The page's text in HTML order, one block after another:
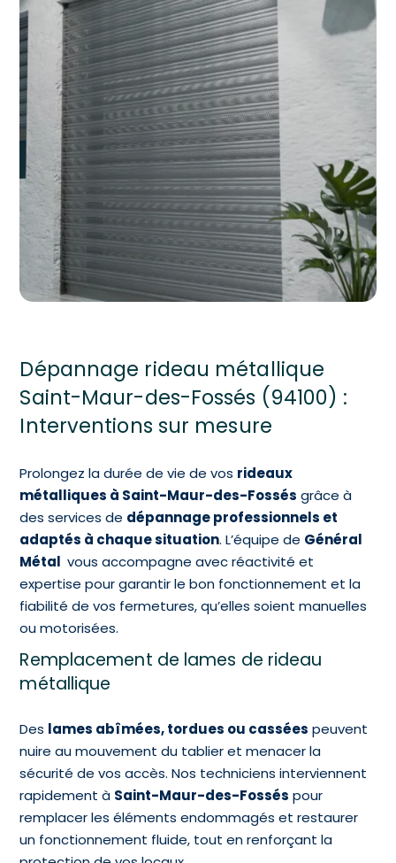
Dépannage rideau métallique
Saint-Maur-des-Fossés (94100) :
Interventions sur mesure
Prolongez la durée de vie de vos rideaux
métalliques à Saint-Maur-des-Fossés grâce à
des services de dépannage professionnels et
adaptés à chaque situation. L’équipe de Général
Métal vous accompagne avec réactivité et
expertise pour garantir le bon fonctionnement et la
fiabilité de vos fermetures, qu’elles soient manuelles
ou motorisées.
Remplacement de lames de rideau
métallique
Des lames abîmées, tordues ou cassées peuvent
nuire au mouvement du tablier et menacer la
sécurité de vos accès. Nos techniciens interviennent
rapidement à Saint-Maur-des-Fossés pour
remplacer les éléments endommagés et restaurer
un fonctionnement fluide, tout en renforçant la